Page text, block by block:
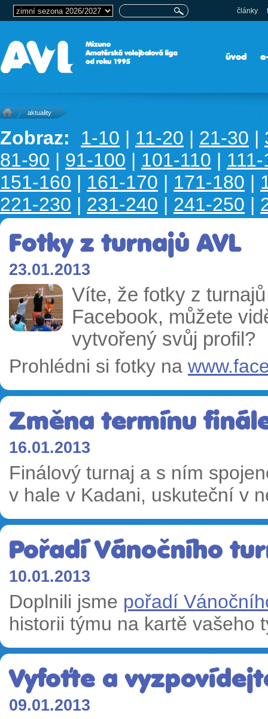
články
úvod
aktuality
Zobraz: 1-10 | 11-20 | 21-30 |
81-90 | 91-100 | 101-110 |
151-160 | 161-170 | 171-180 |
221-230 | 231-240 | 241-250 |
Fotky z turnajů AVL
23.01.2013
Víte, že fotky z
Facebook, můžete
vytvořený svůj profil?
Prohlédni si fotky na
Změna termínu
16.01.2013
Finálový turnaj a s ním
v hale v Kadani, uskuteční v
Pořadí Vánočního
10.01.2013
Doplnili jsme pořadí
historii týmu na kartě vašeho
Vyfoťte a
09.01.2013